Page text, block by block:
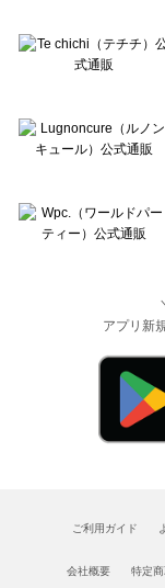
アプリ新
ご利用ガイド
会社概要 特定